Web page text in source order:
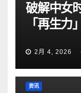
破解中女
「再生力
2月 4, 2026
资讯